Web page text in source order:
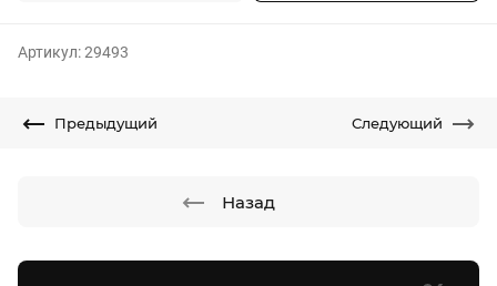
Артикул:29493
Предыдущий Следующий
Назад